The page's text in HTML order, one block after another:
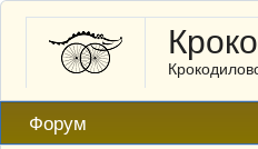
Форум